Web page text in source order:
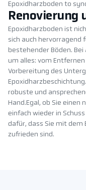
Epoxidharzboden to
Renovierung
Epoxidharzboden ist
sich auch hervorragend
bestehender Böden.
um alles: vom
Vorbereitung des
robuste und
Hand.Egal, ob Sie einen
einfach wieder in
dafür, dass Sie mit dem
zufrieden sind.